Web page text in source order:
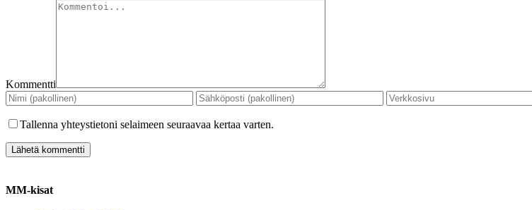
Kommentti
Tallenna yhteystietoni selaimeen seuraavaa kertaa varten.
MM-kisat